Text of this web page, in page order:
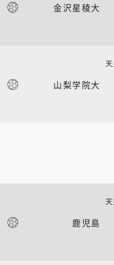
金沢星稜大
山梨学院大
鹿児島